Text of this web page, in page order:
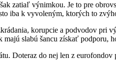
zatiaľ výnimkou. Je to pre
iba k vyvoleným, ktorých to
korupcie a podvodov pri
slabú šancu získať
Doteraz do nej len z